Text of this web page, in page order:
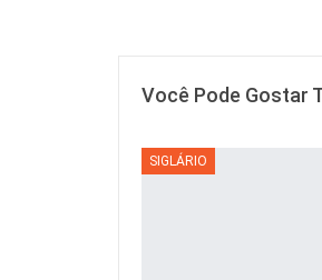
Você Pode Gostar
SIGLÁRIO